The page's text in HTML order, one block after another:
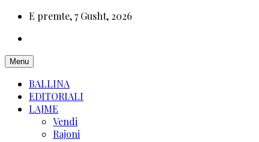
E premte, 7 Gusht, 2026
Menu
BALLINA
EDITORIALI
LAJME
Vendi
Rajoni